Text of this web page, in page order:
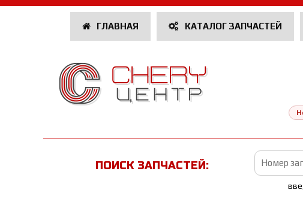
ГЛАВНАЯ КАТАЛОГ ЗАПЧАСТЕЙ
ПОИСК ЗАПЧАСТЕЙ: